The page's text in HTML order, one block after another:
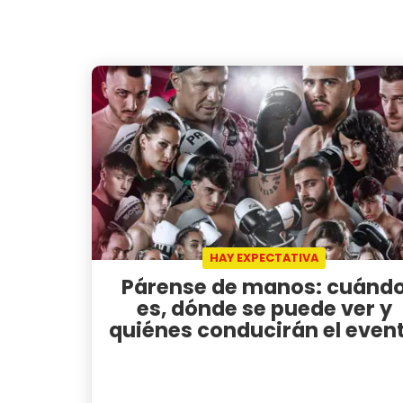
HAY EXPECTATIVA
Párense de manos:
es, dónde se puede ver y
quiénes conducirán el